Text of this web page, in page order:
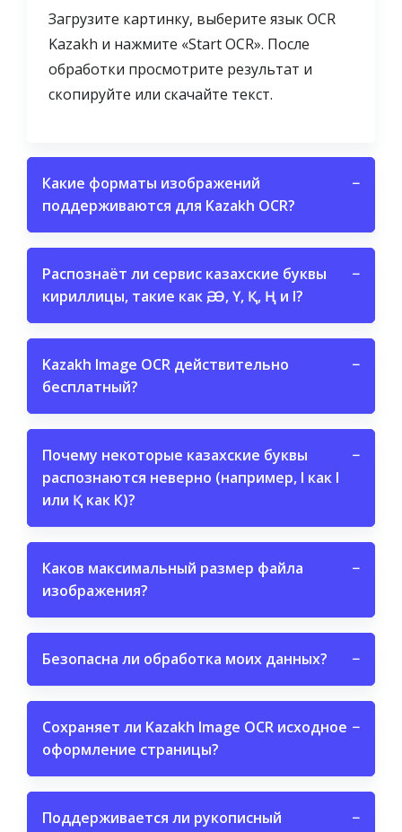
Загрузите картинку, выберите язык OCR
Kazakh и нажмите «Start OCR». После
обработки просмотрите результат и
скопируйте или скачайте текст.
Какие форматы изображений
поддерживаются для Kazakh OCR?
−
Распознаёт ли сервис казахские буквы
кириллицы, такие как Ә, Ө, Ү, Қ, Ң и І?
−
Kazakh Image OCR действительно
бесплатный?
−
Почему некоторые казахские буквы
распознаются неверно (например, І как I
или Қ как К)?
−
Каков максимальный размер файла
изображения?
−
Безопасна ли обработка моих данных? −
Сохраняет ли Kazakh Image OCR исходное
оформление страницы?
−
Поддерживается ли рукописный
−